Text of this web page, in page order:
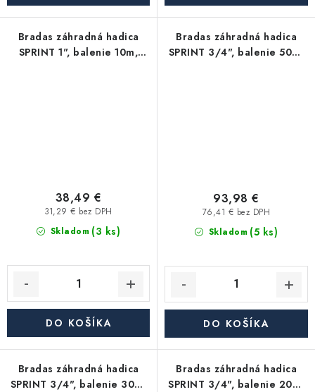
Bradas záhradná hadica
SPRINT 1", balenie 10m,
Skladom (3 ks)
31,29 € bez DPH
38,49 €
DO KOŠÍKA
Bradas záhradná hadica
SPRINT 3/4", balenie 50m,
Skladom (5 ks)
76,41 € bez DPH
93,98 €
DO KOŠÍKA
Bradas záhradná hadica
SPRINT 3/4", balenie 30m,
Bradas záhradná hadica
SPRINT 3/4", balenie 20m,